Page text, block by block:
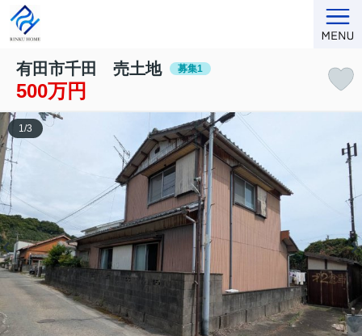
有田市千田 売土地 募集1
500万円
1 /3